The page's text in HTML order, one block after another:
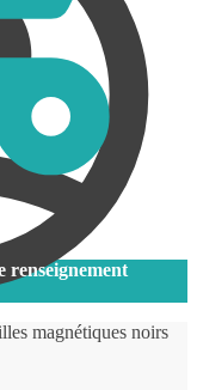
renseignement
magnétiques noirs